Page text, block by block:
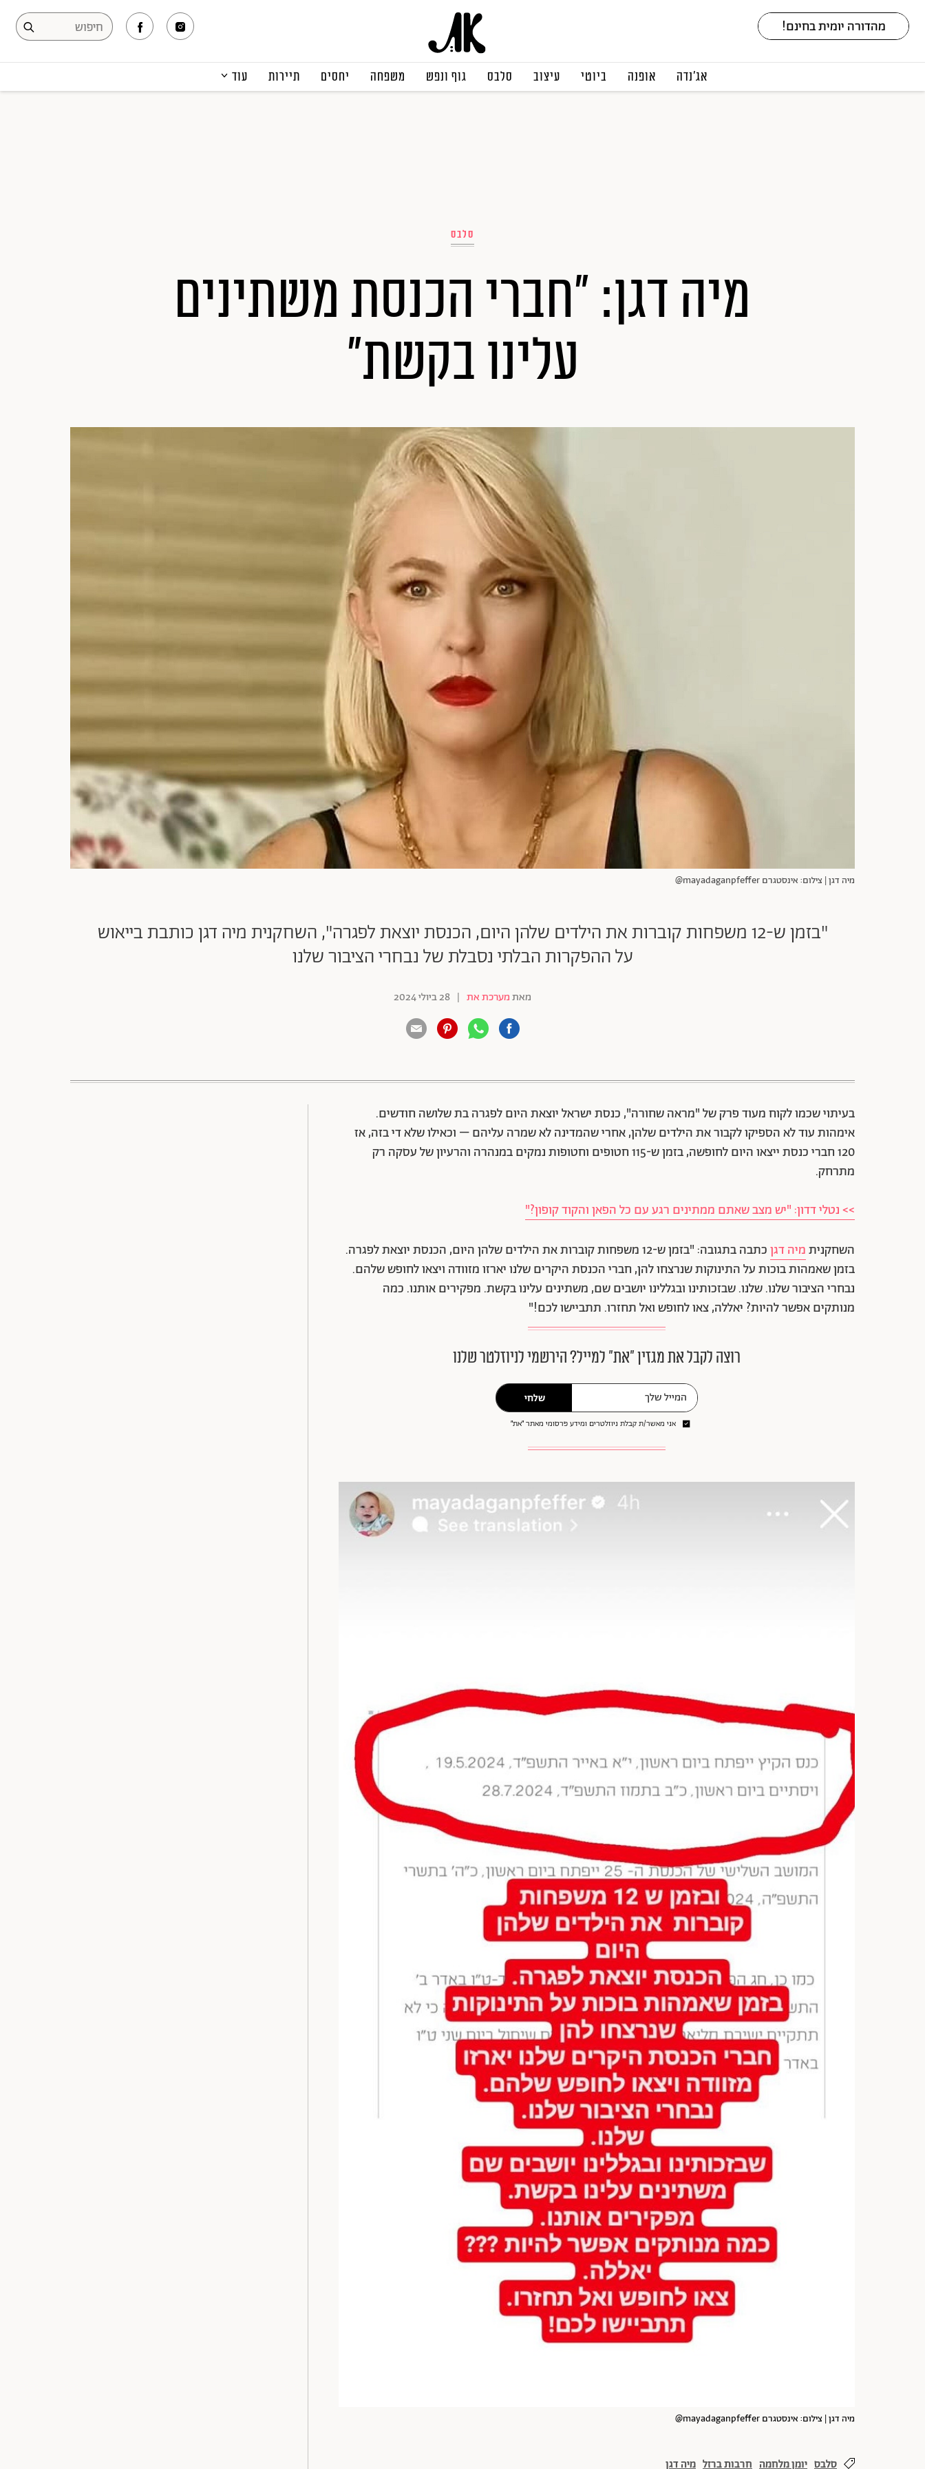
אג׳נדה אופנה ביוטי עיצוב סלבס גוף ונפש משפחה יחסים תיירות עוד
סלבס
מיה דגן: "חברי הכנסת משתינים
עלינו בקשת"
מיה דגן | צילום: אינסטגרם mayadaganpfeffer@
"בזמן ש-12 משפחות קוברות את הילדים שלהן היום, הכנסת יוצאת לפגרה", השחקנית מיה דגן כותבת בייאוש
על ההפקרות הבלתי נסבלת של נבחרי הציבור שלנו
מאתמערכת את | 28 ביולי 2024
בעיתוי שכמו לקוח מעוד פרק של "מראה שחורה", כנסת ישראל יוצאת היום לפגרה בת שלושה חודשים.
אימהות עוד לא הספיקו לקבור את הילדים שלהן, אחרי שהמדינה לא שמרה עליהם – וכאילו שלא די בזה, אז
120 חברי כנסת ייצאו היום לחופשה, בזמן ש-115 חטופים וחטופות נמקים במנהרה והרעיון של עסקה רק
מתרחק.
>> נטלי דדון: "יש מצב שאתם ממתינים רגע עם כל הפאן והקוד קופון?"
השחקניתמיה דגן
כתבה בתגובה: "בזמן ש-12 משפחות קוברות את הילדים שלהן היום, הכנסת יוצאת לפגרה.
בזמן שאמהות בוכות על התינוקות שנרצחו להן, חברי הכנסת היקרים שלנו יארזו מזוודה ויצאו לחופש שלהם.
נבחרי הציבור שלנו. שלנו. שבזכותינו ובגללינו יושבים שם, משתינים עלינו בקשת. מפקירים אותנו. כמה
מנותקים אפשר להיות? יאללה, צאו לחופש ואל תחזרו. תתביישו לכם!"
רוצה לקבל את מגזין ״את״ למייל? הירשמי לניוזלטר שלנו
שלחי
אני מאשר/ת קבלת ניוזלטרים ומידע פרסומי מאתר ״את״
מיה דגן | צילום: אינסטגרם mayadaganpfeffer@
סלבס יומן מלחמה חרבות ברזל מיה דגן